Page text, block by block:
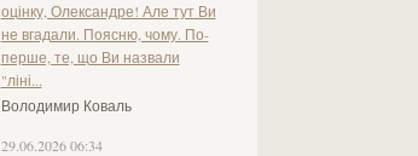
оцінку, Олександре! Але тут Ви
не вгадали. Поясню, чому. По-
перше, те, що Ви назвали
"ліні...
Володимир Коваль
29.06.2026 06:34